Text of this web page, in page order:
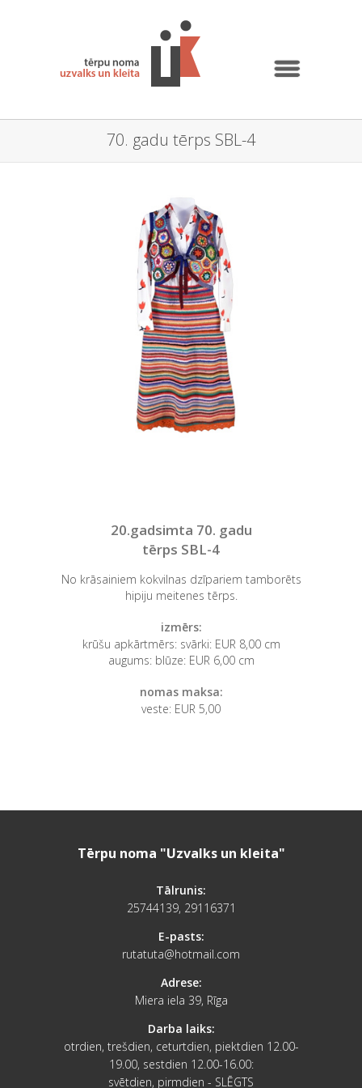
70. gadu tērps SBL-4
20.gadsimta 70. gadu
tērps SBL-4
No krāsainiem kokvilnas dzīpariem tamborēts
hipiju meitenes tērps.
izmērs:
krūšu apkārtmērs: svārki: EUR 8,00 cm
augums: blūze: EUR 6,00 cm
nomas maksa:
veste: EUR 5,00
Tērpu noma "Uzvalks un kleita"
Tālrunis:
25744139, 29116371
E-pasts:
rutatuta@hotmail.com
Adrese:
Miera iela 39, Rīga
Darba laiks:
otrdien, trešdien, ceturtdien, piektdien 12.00-
19.00, sestdien 12.00-16.00:
svētdien, pirmdien - SLĒGTS